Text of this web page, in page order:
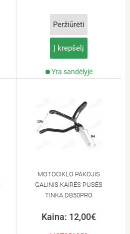
Peržiūrėti
Į krepšelį
Yra sandėlyje
MOTOCIKLO PAKOJIS
GALINIS KAIRĖS PUSĖS
TINKA DB50PRO
Kaina: 12,00€